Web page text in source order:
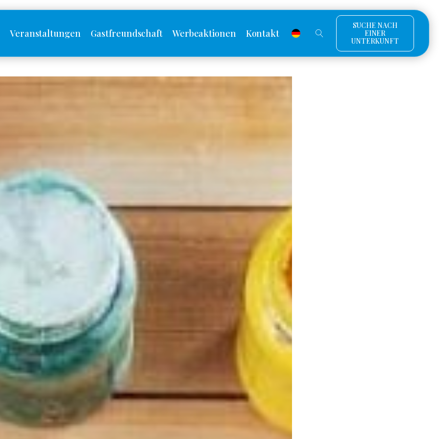
Veranstaltungen Gastfreundschaft Werbeaktionen Kontakt
SUCHE NACH
EINER
UNTERKUNFT